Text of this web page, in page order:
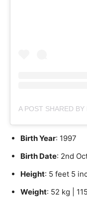
Birth Year: 1997
Birth Date: 2nd
Height: 5 feet 5
Weight: 52 kg |